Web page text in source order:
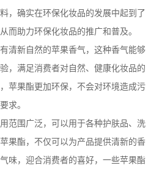
，确实在环保化妆品的发展中起到了
而助力环保化妆品的推广和普及。
清新自然的苹果香气，这种香气能够
，满足消费者对自然、健康化妆品的
苹果酯更加环保，不会对环境造成污
求。
范围广泛，可以用于各种护肤品、洗
果酯，不仅可以为产品提供清新的香
味，迎合消费者的喜好，一些苹果酯